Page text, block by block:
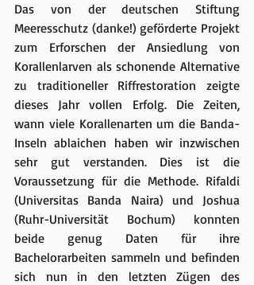
Das von der deutschen Stiftung
Meeresschutz (danke!) geförderte Projekt
zum Erforschen der Ansiedlung von
Korallenlarven als schonende Alternative
zu traditioneller Riffrestoration zeigte
dieses Jahr vollen Erfolg. Die Zeiten,
wann viele Korallenarten um die Banda-
Inseln ablaichen haben wir inzwischen
sehr gut verstanden. Dies ist die
Voraussetzung für die Methode. Rifaldi
(Universitas Banda Naira) und Joshua
(Ruhr-Universität Bochum) konnten
beide genug Daten für ihre
Bachelorarbeiten sammeln und befinden
sich nun in den letzten Zügen des